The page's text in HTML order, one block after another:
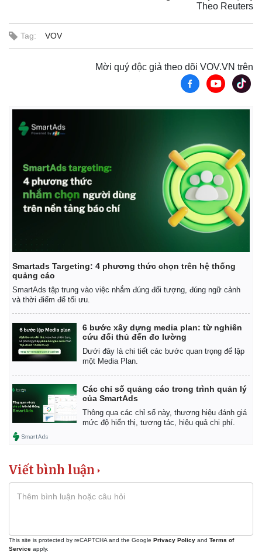
Cuộc sống đó đây
Hồ sơ
E-Magazine
Infographic
Theo Reuters
Tag: VOV
Mời quý độc giả theo dõi VOV.VN trên
Smartads Targeting: 4 phương thức chọn trên hệ thống
quảng cáo
SmartAds tập trung vào việc nhắm đúng đối tượng, đúng ngữ cảnh
và thời điểm để tối ưu.
6 bước xây dựng media plan: từ nghiên
cứu đối thủ đến đo lường
Dưới đây là chi tiết các bước quan trọng để lập
một Media Plan.
Các chỉ số quảng cáo trong trình quản lý
của SmartAds
Thông qua các chỉ số này, thương hiệu đánh giá
mức độ hiển thị, tương tác, hiệu quả chi phí.
Viết bình luận
This site is protected by reCAPTCHA and the Google Privacy Policy and Terms of
Service apply.